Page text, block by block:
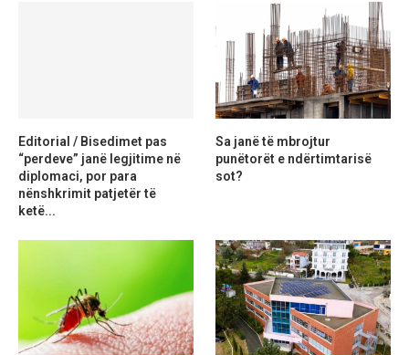
Editorial / Bisedimet pas
“perdeve” janë legjitime në
diplomaci, por para
nënshkrimit patjetër të
ketë...
Sa janë të mbrojtur
punëtorët e ndërtimtarisë
sot?